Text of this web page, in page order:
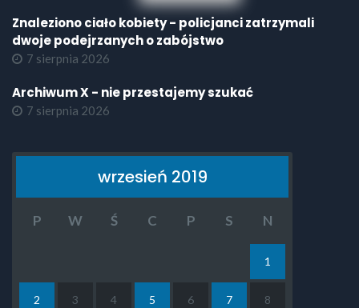
Znaleziono ciało kobiety - policjanci zatrzymali
dwoje podejrzanych o zabójstwo
7 sierpnia 2026
Archiwum X - nie przestajemy szukać
7 sierpnia 2026
wrzesień 2019
P W Ś C P S N
1
2 3 4 5 6 7 8